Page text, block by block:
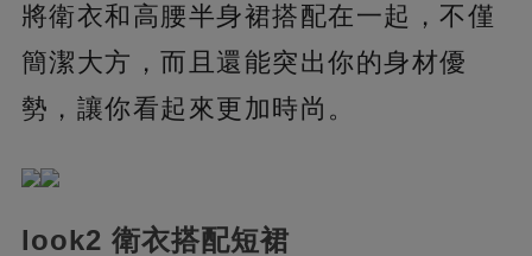
將衛衣和高腰半身裙搭配在一起，不僅
簡潔大方，而且還能突出你的身材優
勢，讓你看起來更加時尚。
look2 衛衣搭配短裙